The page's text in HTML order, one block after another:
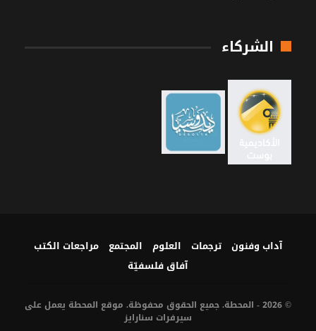
الشركاء
آداب وفنون ترجمات العلوم المجتمع
مراجعات الكتب
آفاق فلسفيّة‎
© 2026 - المحطة. جميع الحقوق محفوظة. موقع المحطة يعمل على
سيرفرات سنارايز